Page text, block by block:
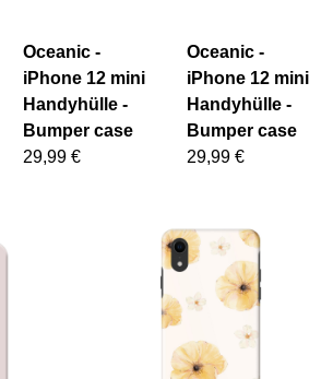
Oceanic -
iPhone 12 mini
Handyhülle -
Bumper case
29,99 €
Oceanic -
iPhone 12 mini
Handyhülle -
Bumper case
29,99 €